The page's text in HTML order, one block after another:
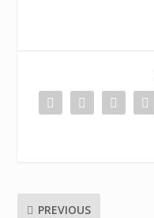
PREVIOUS